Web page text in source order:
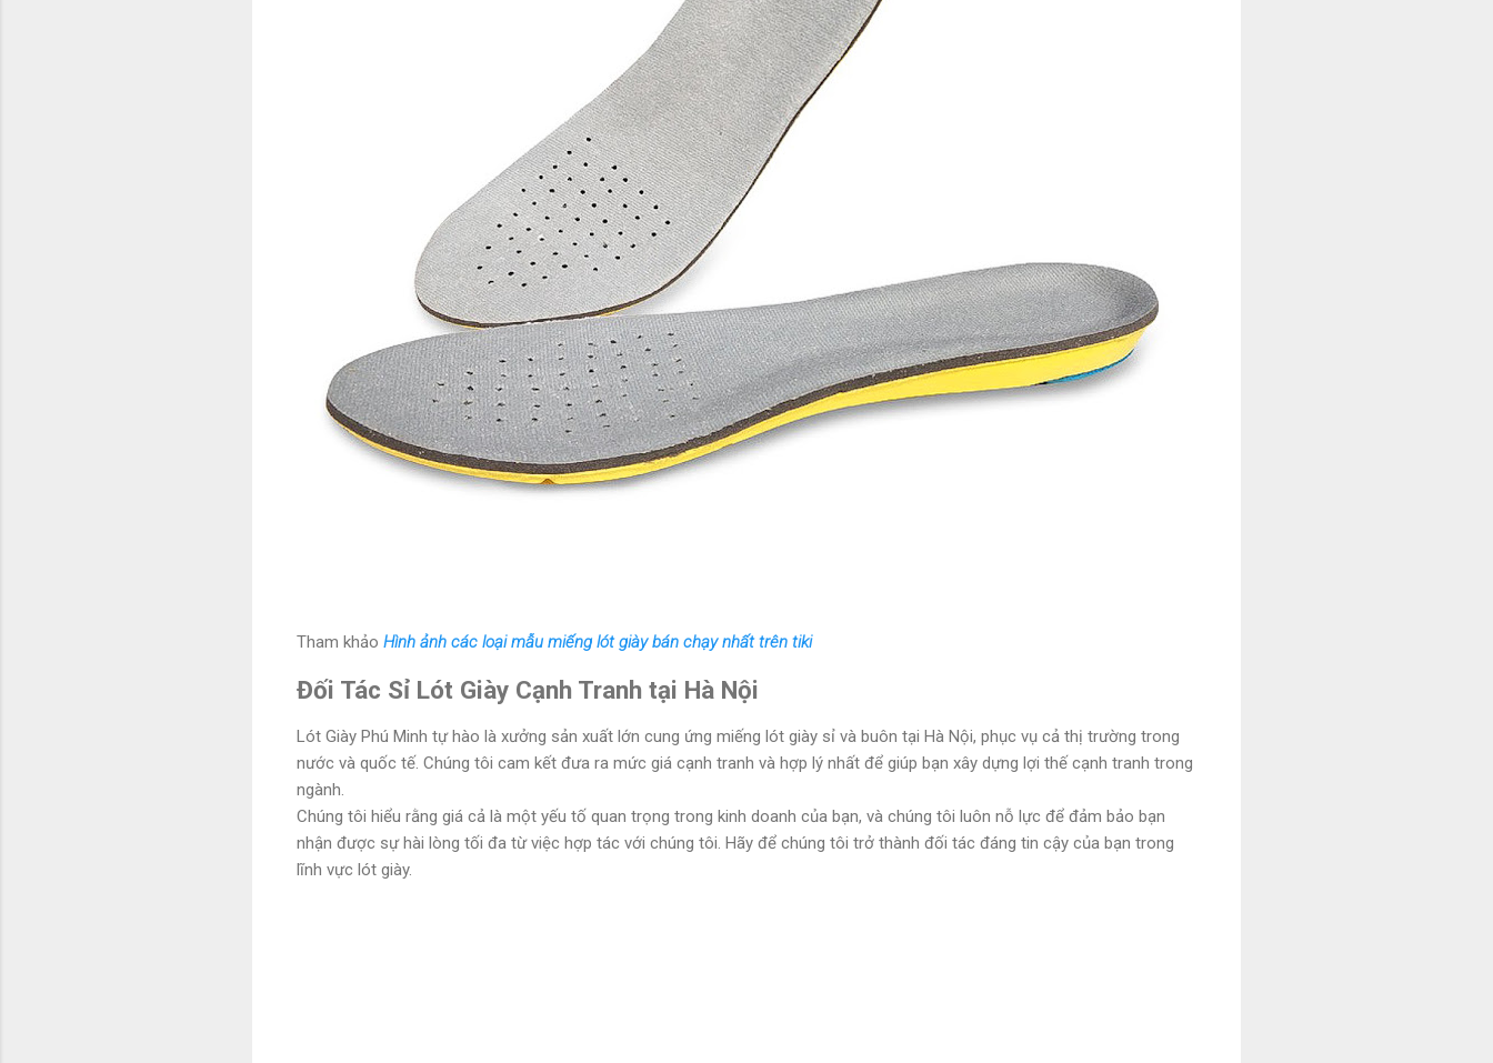
Tham khảo Hình ảnh các loại mẫu miếng lót giày bán chạy nhất trên tiki
Đối Tác Sỉ Lót Giày Cạnh Tranh tại Hà Nội
Lót Giày Phú Minh tự hào là xưởng sản xuất lớn cung ứng miếng lót giày sỉ và buôn tại Hà Nội, phục vụ cả thị trường trong
nước và quốc tế. Chúng tôi cam kết đưa ra mức giá cạnh tranh và hợp lý nhất để giúp bạn xây dựng lợi thế cạnh tranh trong
ngành.
Chúng tôi hiểu rằng giá cả là một yếu tố quan trọng trong kinh doanh của bạn, và chúng tôi luôn nỗ lực để đảm bảo bạn
nhận được sự hài lòng tối đa từ việc hợp tác với chúng tôi. Hãy để chúng tôi trở thành đối tác đáng tin cậy của bạn trong
lĩnh vực lót giày.